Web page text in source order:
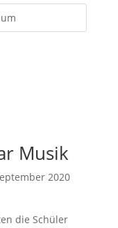
Musik
2020
die Schüler